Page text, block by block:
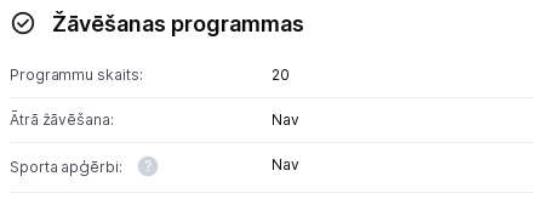
Žāvēšanas programmas
Programmu skaits: 20
Ātrā žāvēšana: Nav
Sporta apģērbi: Nav